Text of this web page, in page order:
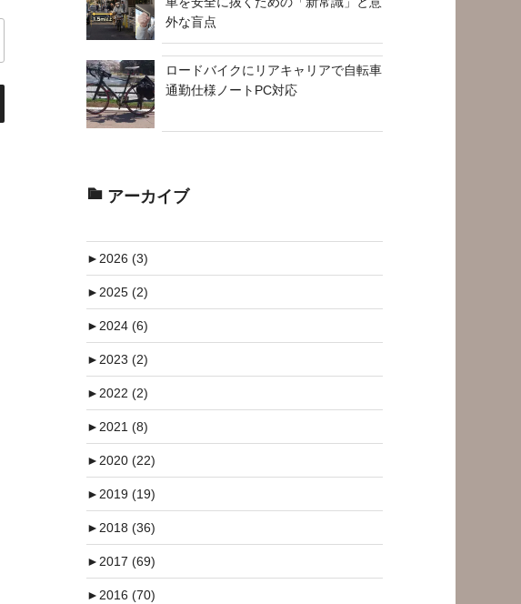
外な盲点
ロードバイクにリアキャリアで自転車
通勤仕様ノートPC対応
アーカイブ
►2026 (3)
►2025 (2)
►2024 (6)
►2023 (2)
►2022 (2)
►2021 (8)
►2020 (22)
►2019 (19)
►2018 (36)
►2017 (69)
►2016 (70)